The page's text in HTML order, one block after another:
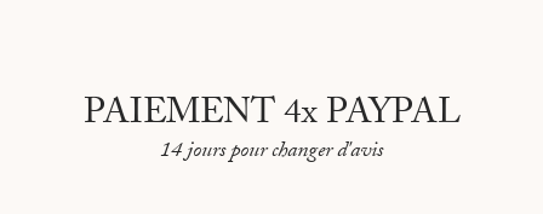
PAIEMENT 4x PAYPAL
14 jours pour changer d'avis